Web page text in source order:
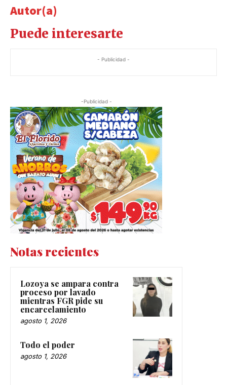
Autor(a)
Puede interesarte
- Publicidad -
-Publicidad -
Notas recientes
Lozoya se ampara contra
proceso por lavado
mientras FGR pide su
encarcelamiento
agosto 1, 2026
Todo el poder
agosto 1, 2026